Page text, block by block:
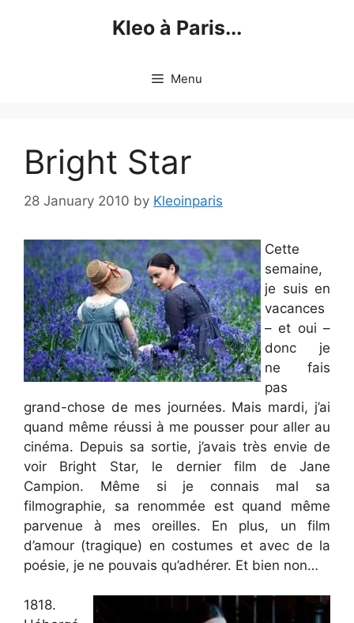
Kleo à Paris...
Menu
Bright Star
28 January 2010 by Kleoinparis
Cette
semaine,
je suis en
vacances
– et oui –
donc je
ne fais
pas
grand-chose de mes journées. Mais mardi, j’ai
quand même réussi à me pousser pour aller au
cinéma. Depuis sa sortie, j’avais très envie de
voir Bright Star, le dernier film de Jane
Campion. Même si je connais mal sa
filmographie, sa renommée est quand même
parvenue à mes oreilles. En plus, un film
d’amour (tragique) en costumes et avec de la
poésie, je ne pouvais qu’adhérer. Et bien non…
1818.